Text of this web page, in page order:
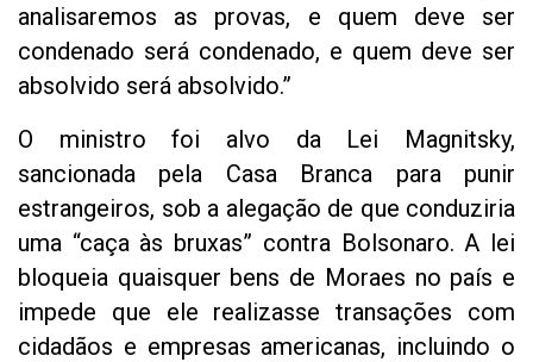
analisaremos as provas, e quem deve ser
condenado será condenado, e quem deve ser
absolvido será absolvido.”
O ministro foi alvo da Lei Magnitsky,
sancionada pela Casa Branca para punir
estrangeiros, sob a alegação de que conduziria
uma “caça às bruxas” contra Bolsonaro. A lei
bloqueia quaisquer bens de Moraes no país e
impede que ele realizasse transações com
cidadãos e empresas americanas, incluindo o